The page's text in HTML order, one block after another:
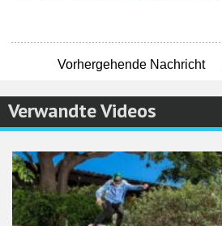
Vorhergehende Nachricht
Verwandte Videos